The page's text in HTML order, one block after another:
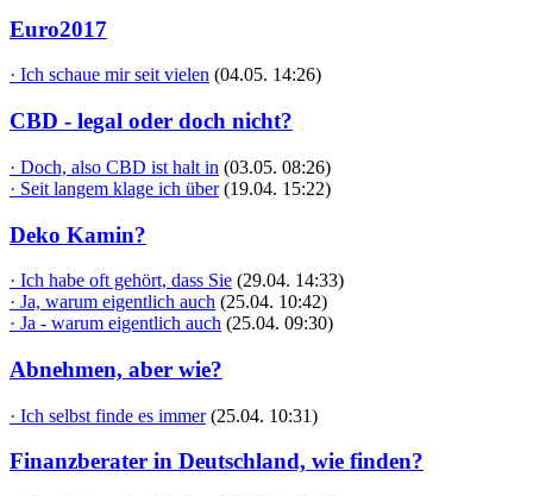
Euro2017
· Ich schaue mir seit vielen (04.05. 14:26)
CBD - legal oder doch nicht?
· Doch, also CBD ist halt in (03.05. 08:26)
· Seit langem klage ich über (19.04. 15:22)
Deko Kamin?
· Ich habe oft gehört, dass Sie (29.04. 14:33)
· Ja, warum eigentlich auch (25.04. 10:42)
· Ja - warum eigentlich auch (25.04. 09:30)
Abnehmen, aber wie?
· Ich selbst finde es immer (25.04. 10:31)
Finanzberater in Deutschland, wie finden?